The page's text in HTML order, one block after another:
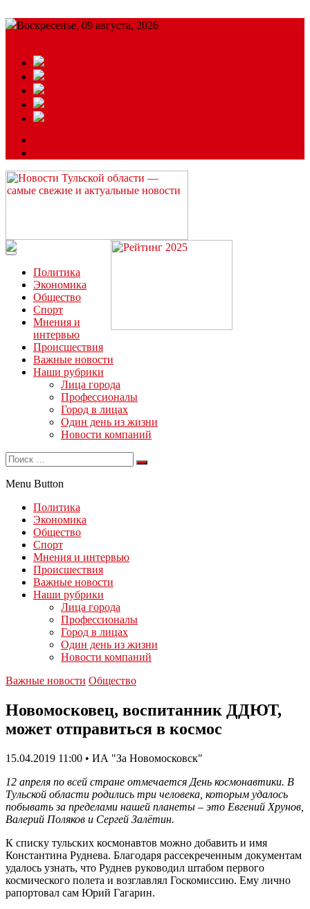
Воскресенье, 09 августа, 2026
Читайте последние новости дня в Тульской области на сайте
“ЗаНовомосковск”
Политика
Экономика
Общество
Спорт
Мнения и
интервью
Происшествия
Важные новости
Наши рубрики
Лица города
Профессионалы
Город в лицах
Один день из жизни
Новости компаний
Menu Button
Политика
Экономика
Общество
Спорт
Мнения и интервью
Происшествия
Важные новости
Наши рубрики
Лица города
Профессионалы
Город в лицах
Один день из жизни
Новости компаний
Важные новости Общество
Новомосковец, воспитанник ДДЮТ,
может отправиться в космос
15.04.2019 11:00 • ИА "За Новомосковск"
12 апреля по всей стране отмечается День космонавтики. В
Тульской области родились три человека, которым удалось
побывать за пределами нашей планеты – это Евгений Хрунов,
Валерий Поляков и Сергей Залётин.
К списку тульских космонавтов можно добавить и имя
Константина Руднева. Благодаря рассекреченным документам
удалось узнать, что Руднев руководил штабом первого
космического полета и возглавлял Госкомиссию. Ему лично
рапортовал сам Юрий Гагарин.